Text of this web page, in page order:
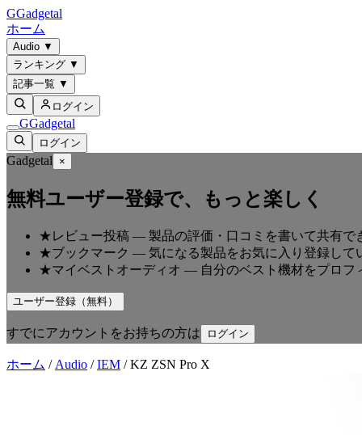
GGadgetal
ホーム
Audio ▼
ランキング ▼
記事一覧 ▼
ログイン
GGadgetal
ログイン
Gadgetal ×
無料ユーザー登録で、もっと楽しく
★レビュー投稿 — 製品の評価・口コミを書いて共有で
★ブックマーク — 気になる製品をお気に入り登録して
★マイベストオーディオ — 自分のベスト機材をプロ
ユーザー登録（無料）
すでにアカウントをお持ちの方は ログイン
ホーム / Audio /IEM /KZ ZSN Pro X